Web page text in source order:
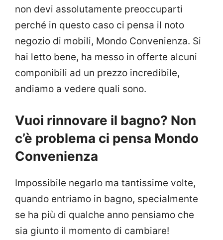
non devi assolutamente preoccuparti
perché in questo caso ci pensa il noto
negozio di mobili, Mondo Convenienza. Si
hai letto bene, ha messo in offerte alcuni
componibili ad un prezzo incredibile,
andiamo a vedere quali sono.
Vuoi rinnovare il bagno? Non
c’è problema ci pensa Mondo
Convenienza
Impossibile negarlo ma tantissime volte,
quando entriamo in bagno, specialmente
se ha più di qualche anno pensiamo che
sia giunto il momento di cambiare!